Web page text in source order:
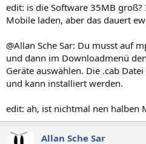
edit: is die Software 35MB
Mobile laden, aber das dauert
@Allan Sche Sar: Du musst auf
und dann im Downloadmenü
Geräte auswählen. Die .cab
und kann installiert werden.
edit: ah, ist nichtmal nen halben
Allan Sche Sar